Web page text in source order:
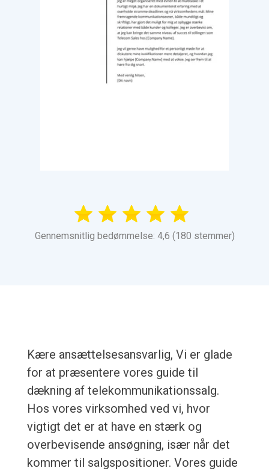
Gennemsnitlig bedømmelse: 4,6 (180 stemmer)
Kære ansættelsesansvarlig, Vi er glade
for at præsentere vores guide til
dækning af telekommunikationssalg.
Hos vores virksomhed ved vi, hvor
vigtigt det er at have en stærk og
overbevisende ansøgning, især når det
kommer til salgspositioner. Vores guide